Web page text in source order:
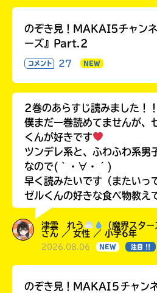
のぞき見！MAKAI5チャン
ーズ』Part.2
コメント 27 NEW
2巻のあらすじ読みました！！
僕まだ一巻読めてませんが、
くんが好きです
ツンデレ系と、ふわふわ系男
なので(｀・∀・´)
早く読みたいです（またいっ
ゼルくんの好きな食べ物教え
津雲 れう
（魔界スタ
さん ／ 女性 ／ 小学6年
2026.08.06 NEW 注目 !!
のぞき見！MAKAI５チャン